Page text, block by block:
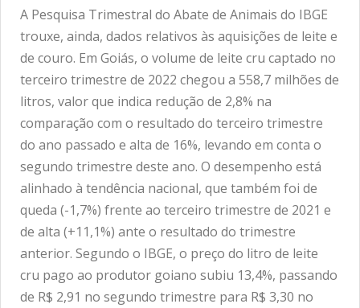
A Pesquisa Trimestral do Abate de Animais do IBGE
trouxe, ainda, dados relativos às aquisições de leite e
de couro. Em Goiás, o volume de leite cru captado no
terceiro trimestre de 2022 chegou a 558,7 milhões de
litros, valor que indica redução de 2,8% na
comparação com o resultado do terceiro trimestre
do ano passado e alta de 16%, levando em conta o
segundo trimestre deste ano. O desempenho está
alinhado à tendência nacional, que também foi de
queda (-1,7%) frente ao terceiro trimestre de 2021 e
de alta (+11,1%) ante o resultado do trimestre
anterior. Segundo o IBGE, o preço do litro de leite
cru pago ao produtor goiano subiu 13,4%, passando
de R$ 2,91 no segundo trimestre para R$ 3,30 no